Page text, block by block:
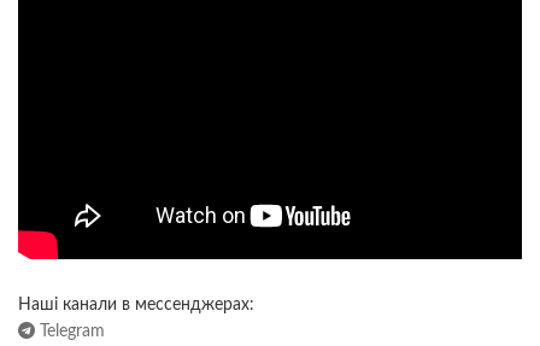
Наші канали в мессенджерах:
Telegram